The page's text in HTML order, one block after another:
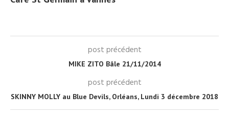
post précédent
MIKE ZITO Bâle 21/11/2014
post précédent
SKINNY MOLLY au Blue Devils, Orléans, Lundi 3 décembre 2018